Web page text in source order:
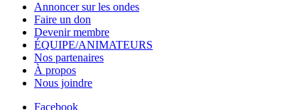
Annoncer sur les ondes
Faire un don
Devenir membre
ÉQUIPE/ANIMATEURS
Nos partenaires
À propos
Nous joindre
Facebook